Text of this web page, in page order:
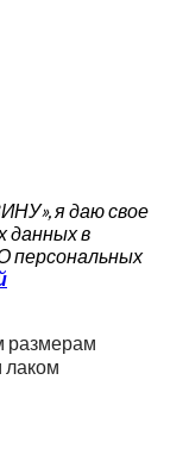
я даю свое
данных в
персональных
размерам
лаком